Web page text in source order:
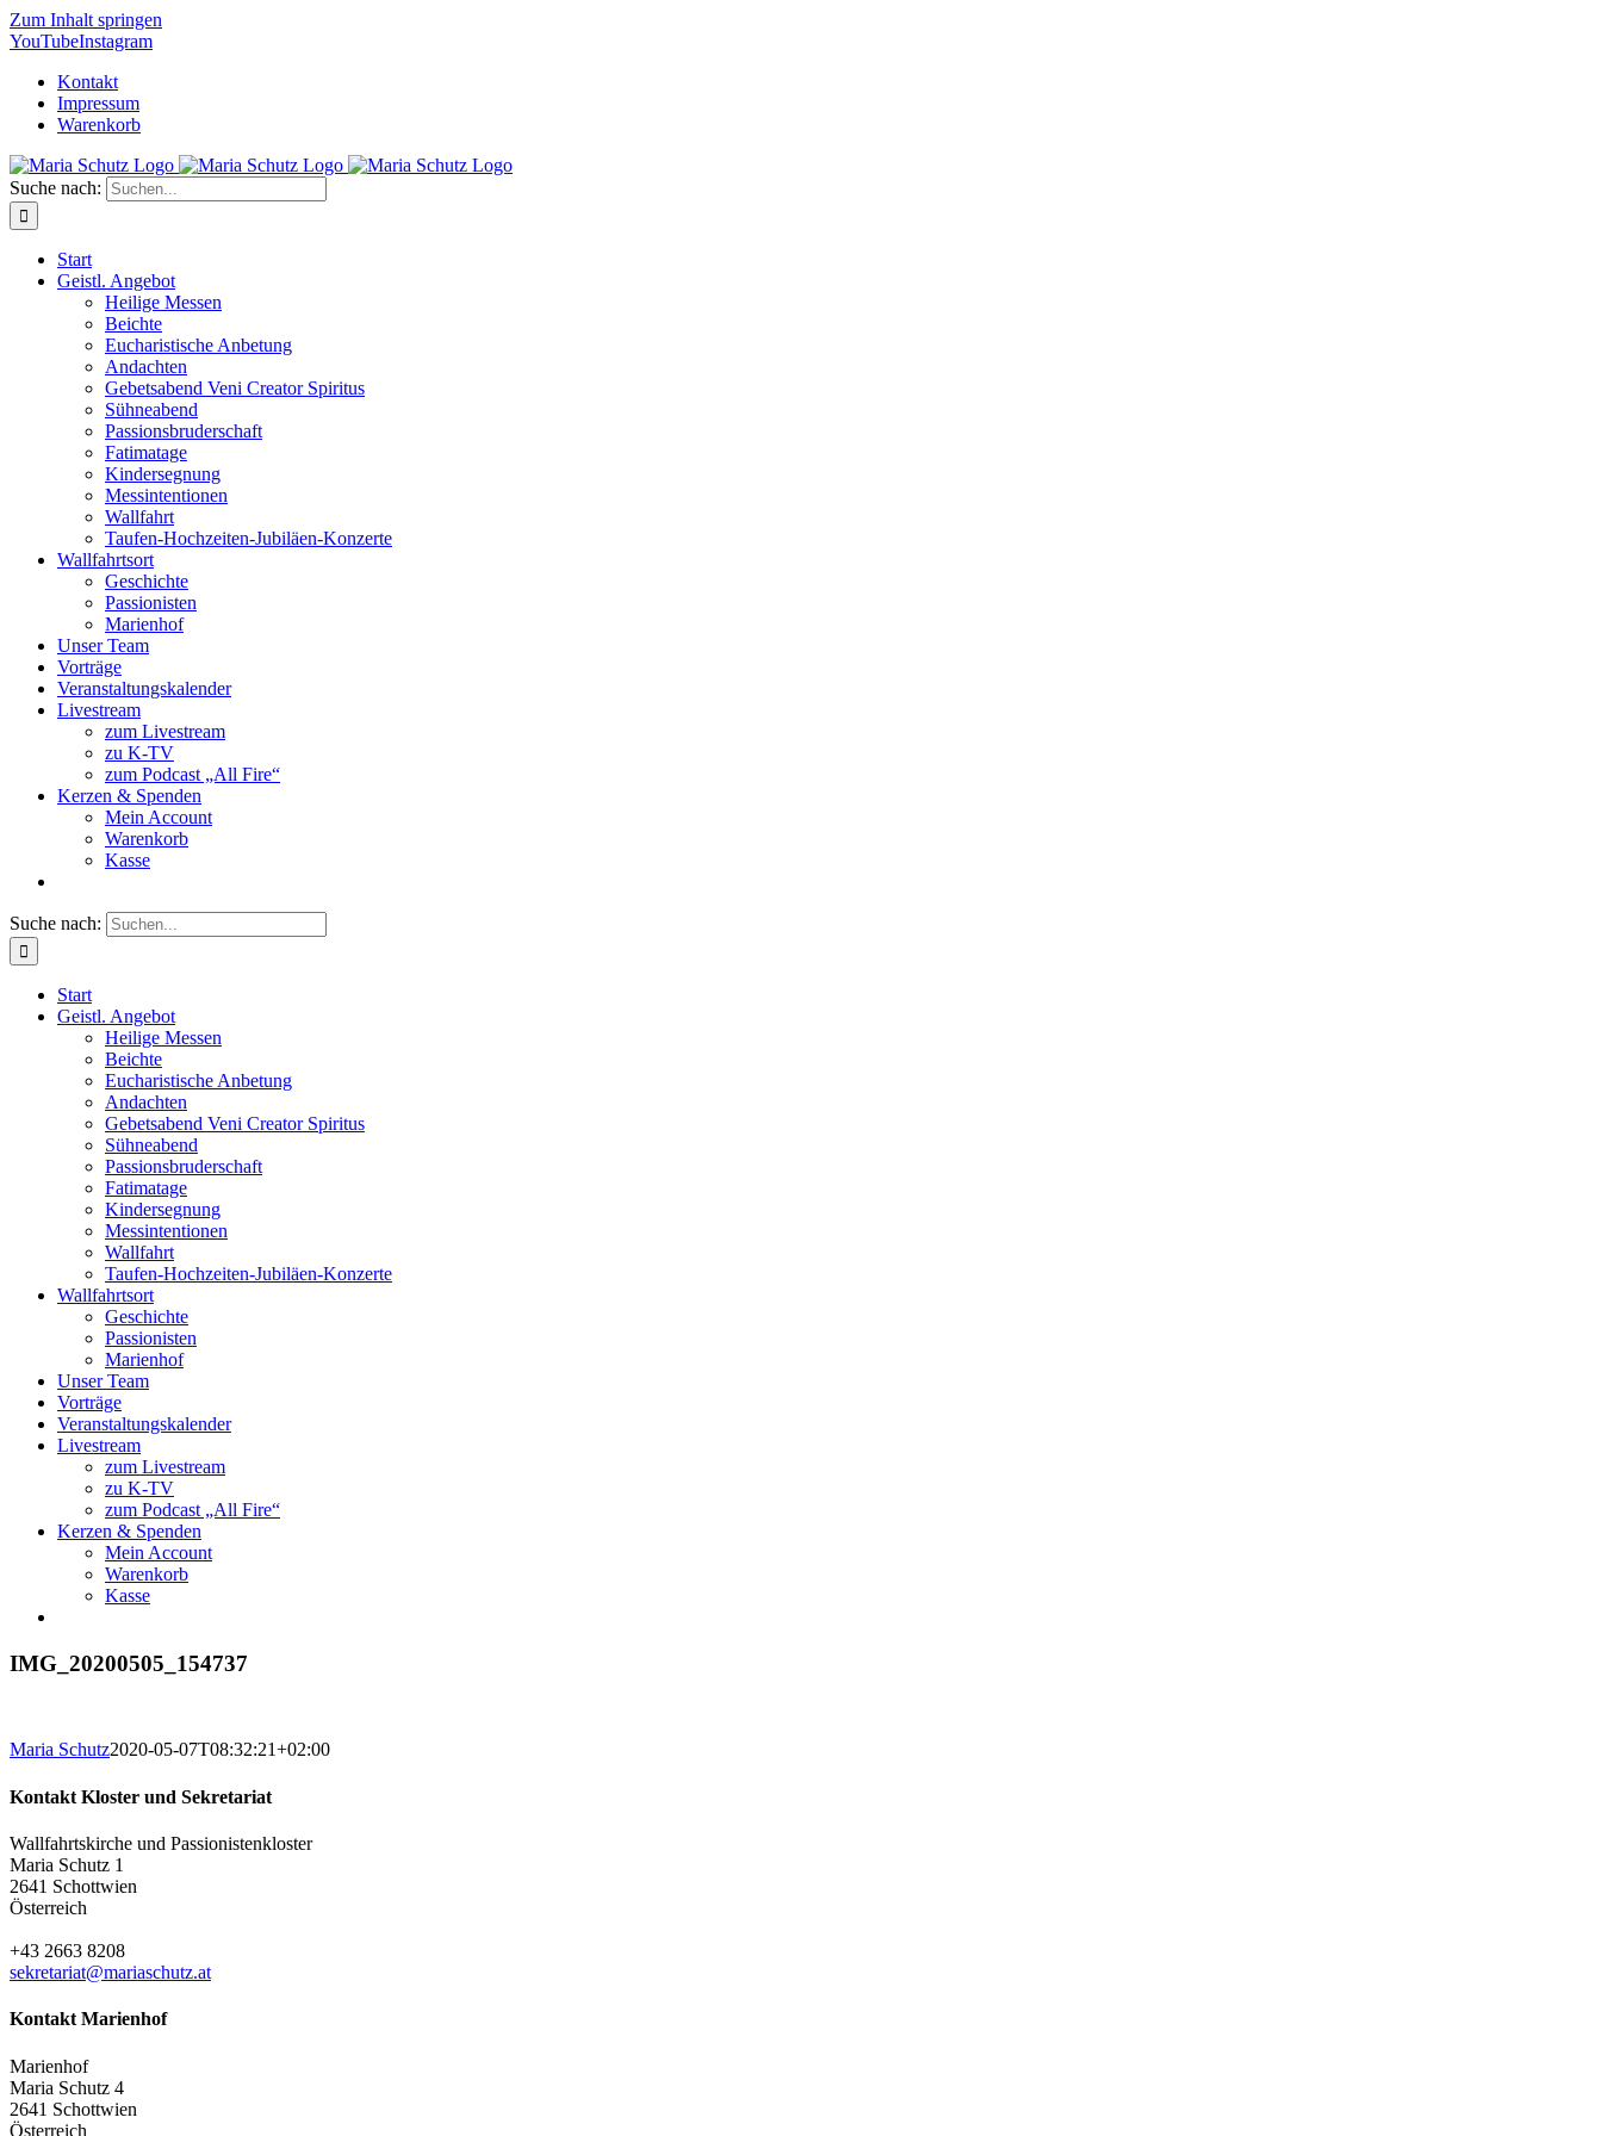
Zum Inhalt springen
YouTubeInstagram
Kontakt
Impressum
Warenkorb
Suche nach:
Start
Geistl. Angebot
Heilige Messen
Beichte
Eucharistische Anbetung
Andachten
Gebetsabend Veni Creator Spiritus
Sühneabend
Passionsbruderschaft
Fatimatage
Kindersegnung
Messintentionen
Wallfahrt
Taufen-Hochzeiten-Jubiläen-Konzerte
Wallfahrtsort
Geschichte
Passionisten
Marienhof
Unser Team
Vorträge
Veranstaltungskalender
Livestream
zum Livestream
zu K-TV
zum Podcast „All Fire“
Kerzen & Spenden
Mein Account
Warenkorb
Kasse
Suche nach:
Start
Geistl. Angebot
Heilige Messen
Beichte
Eucharistische Anbetung
Andachten
Gebetsabend Veni Creator Spiritus
Sühneabend
Passionsbruderschaft
Fatimatage
Kindersegnung
Messintentionen
Wallfahrt
Taufen-Hochzeiten-Jubiläen-Konzerte
Wallfahrtsort
Geschichte
Passionisten
Marienhof
Unser Team
Vorträge
Veranstaltungskalender
Livestream
zum Livestream
zu K-TV
zum Podcast „All Fire“
Kerzen & Spenden
Mein Account
Warenkorb
Kasse
IMG_20200505_154737
Maria Schutz2020-05-07T08:32:21+02:00
Kontakt Kloster und Sekretariat
Wallfahrtskirche und Passionistenkloster
Maria Schutz 1
2641 Schottwien
Österreich
+43 2663 8208
sekretariat@mariaschutz.at
Kontakt Marienhof
Marienhof
Maria Schutz 4
2641 Schottwien
Österreich